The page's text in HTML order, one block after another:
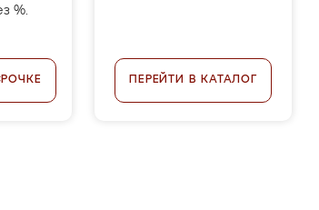
%.
ПЕРЕЙТИ В КАТАЛОГ